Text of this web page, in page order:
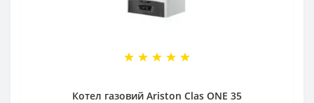
Котел газовий Ariston Clas ONE 35